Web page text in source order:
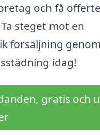
och få
steget mot en
försäljning
idag!
gratis och